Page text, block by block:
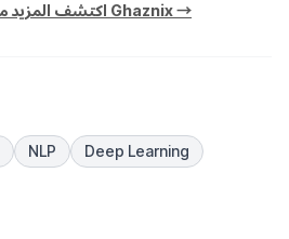
اكتشف المزيد من الرؤى التقنية على مدونة Ghaznix →
NLP
Deep Learning